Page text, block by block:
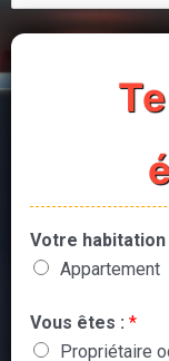
Votre habitation
Appartement
Vous êtes : *
Propriétaire